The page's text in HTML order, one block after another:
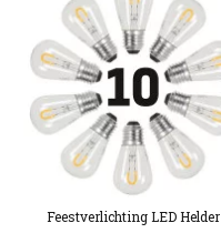
Feestverlichting LED Helder